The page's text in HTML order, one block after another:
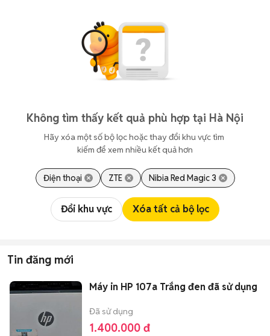
Không tìm thấy kết quả phù hợp tại Hà Nội
Hãy xóa một số bộ lọc hoặc thay đổi khu vực tìm
kiếm để xem nhiều kết quả hơn
Điện thoại ZTE Nibia Red Magic 3
Đổi khu vực Xóa tất cả bộ lọc
Tin đăng mới
Máy in HP 107a Trắng đen đã sử dụng
Đã sử dụng
1.400.000 đ